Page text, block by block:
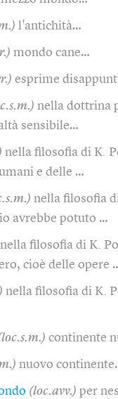
l'antichità…
mondo cane…
esprime
nella dottrina
sensibile…
nella filosofia di K.
e delle …
nella filosofia
avrebbe potuto …
nella filosofia di K.
cioè delle opere
nella filosofia di K.
continente
nuovo
(loc.avv.) per